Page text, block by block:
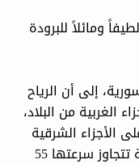
ومائلاً للبرودة
إلى أن الرياح
الغربية من البلاد،
الأجزاء الشرقية
بين الخفيفة والمعتدلة مع هبّات نشطة تتجاوز سرعتها 55